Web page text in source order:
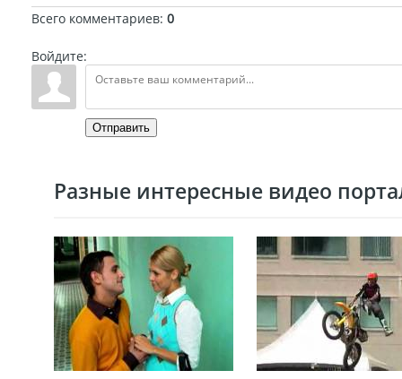
Всего комментариев: 0
Войдите:
Отправить
Разные интересные видео